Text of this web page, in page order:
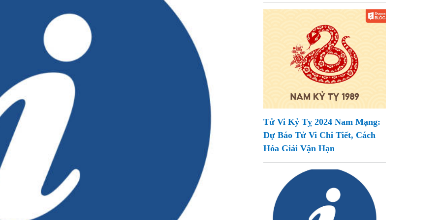
Tử Vi Kỷ Tỵ 2024 Nam Mạng:
Dự Báo Tử Vi Chi Tiết, Cách
Hóa Giải Vận Hạn